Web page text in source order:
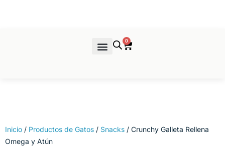
0
Cart
Inicio / Productos de Gatos / Snacks / Crunchy Galleta Rellena
Omega y Atún